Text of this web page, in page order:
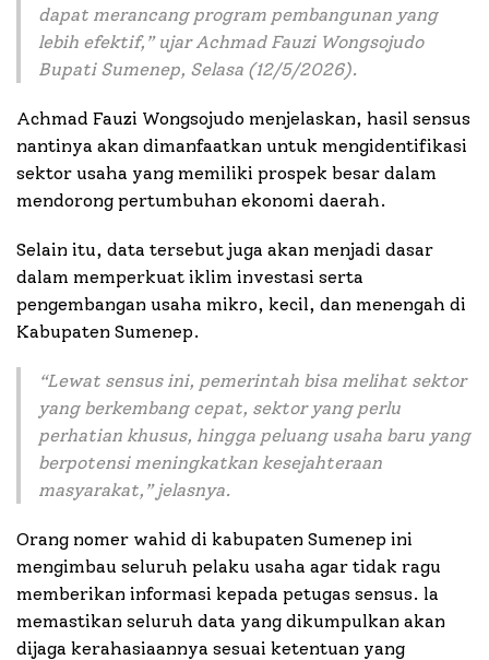
dapat merancang program pembangunan yang
lebih efektif,” ujar Achmad Fauzi Wongsojudo
Bupati Sumenep, Selasa (12/5/2026).
Achmad Fauzi Wongsojudo menjelaskan, hasil sensus
nantinya akan dimanfaatkan untuk mengidentifikasi
sektor usaha yang memiliki prospek besar dalam
mendorong pertumbuhan ekonomi daerah.
Selain itu, data tersebut juga akan menjadi dasar
dalam memperkuat iklim investasi serta
pengembangan usaha mikro, kecil, dan menengah di
Kabupaten Sumenep.
“Lewat sensus ini, pemerintah bisa melihat sektor
yang berkembang cepat, sektor yang perlu
perhatian khusus, hingga peluang usaha baru yang
berpotensi meningkatkan kesejahteraan
masyarakat,” jelasnya.
Orang nomer wahid di kabupaten Sumenep ini
mengimbau seluruh pelaku usaha agar tidak ragu
memberikan informasi kepada petugas sensus. la
memastikan seluruh data yang dikumpulkan akan
dijaga kerahasiaannya sesuai ketentuan yang